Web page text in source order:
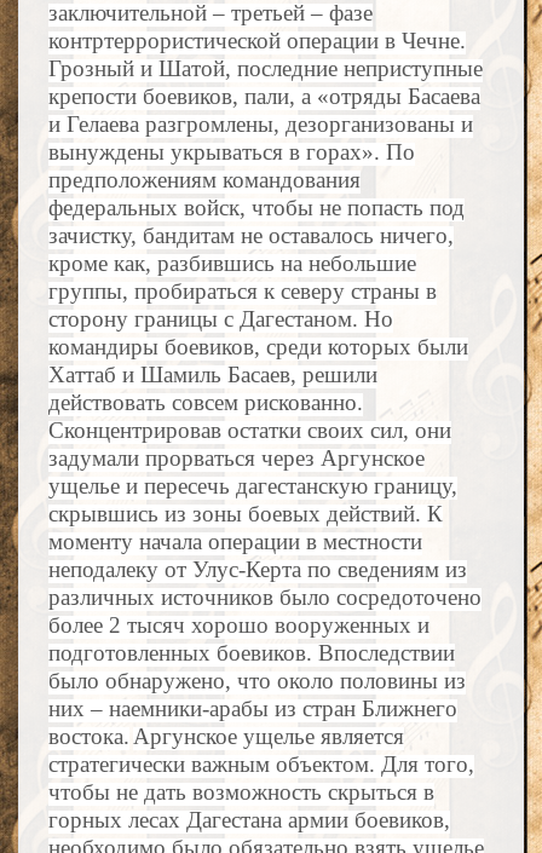
заключительной – третьей – фазе
контртеррористической операции в Чечне.
Грозный и Шатой, последние неприступные
крепости боевиков, пали, а «отряды Басаева
и Гелаева разгромлены, дезорганизованы и
вынуждены укрываться в горах». По
предположениям командования
федеральных войск, чтобы не попасть под
зачистку, бандитам не оставалось ничего,
кроме как, разбившись на небольшие
группы, пробираться к северу страны в
сторону границы с Дагестаном. Но
командиры боевиков, среди которых были
Хаттаб и Шамиль Басаев, решили
действовать совсем рискованно.
Сконцентрировав остатки своих сил, они
задумали прорваться через Аргунское
ущелье и пересечь дагестанскую границу,
скрывшись из зоны боевых действий. К
моменту начала операции в местности
неподалеку от Улус-Керта по сведениям из
различных источников было сосредоточено
более 2 тысяч хорошо вооруженных и
подготовленных боевиков. Впоследствии
было обнаружено, что около половины из
них – наемники-арабы из стран Ближнего
востока.Аргунское ущелье является
стратегически важным объектом. Для того,
чтобы не дать возможность скрыться в
горных лесах Дагестана армии боевиков,